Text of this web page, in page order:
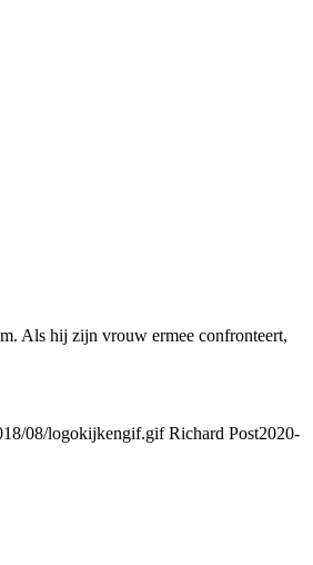
Als hij zijn vrouw ermee confronteert,
08/logokijkengif.gif Richard Post2020-